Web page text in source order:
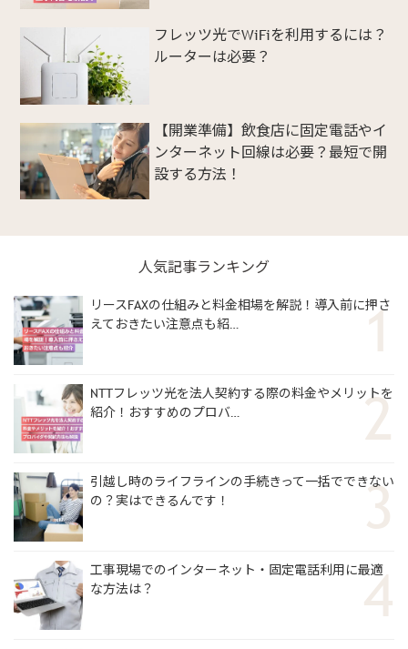
フレッツ光でWiFiを利用するには？
ルーターは必要？
【開業準備】飲食店に固定電話やイ
ンターネット回線は必要？最短で開
設する方法！
人気記事ランキング
リースFAXの仕組みと料金相場を解説！導入前に押さ
えておきたい注意点も紹…
NTTフレッツ光を法人契約する際の料金やメリットを
紹介！おすすめのプロバ…
引越し時のライフラインの手続きって一括でできない
の？実はできるんです！
工事現場でのインターネット・固定電話利用に最適
な方法は？